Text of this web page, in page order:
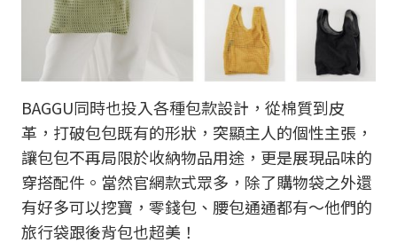
BAGGU同時也投入各種包款設計，從棉質到皮
革，打破包包既有的形狀，突顯主人的個性主張，
讓包包不再局限於收納物品用途，更是展現品味的
穿搭配件。當然官網款式眾多，除了購物袋之外還
有好多可以挖寶，零錢包、腰包通通都有～他們的
旅行袋跟後背包也超美！